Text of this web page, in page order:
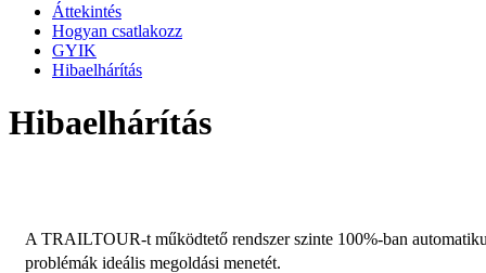
Áttekintés
Hogyan csatlakozz
GYIK
Hibaelhárítás
Hibaelhárítás
A TRAILTOUR-t működtető rendszer szinte 100%-ban
problémák ideális megoldási menetét.